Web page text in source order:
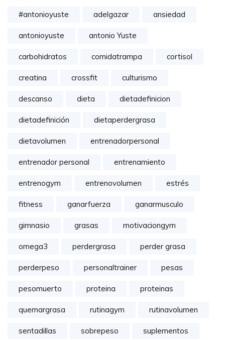
#antonioyuste adelgazar ansiedad
antonioyuste antonio Yuste
carbohidratos comidatrampa cortisol
creatina crossfit culturismo
descanso dieta dietadefinicion
dietadefinición dietaperdergrasa
dietavolumen entrenadorpersonal
entrenador personal entrenamiento
entrenogym entrenovolumen estrés
fitness ganarfuerza ganarmusculo
gimnasio grasas motivaciongym
omega3 perdergrasa perder grasa
perderpeso personaltrainer pesas
pesomuerto proteina proteinas
quemargrasa rutinagym rutinavolumen
sentadillas sobrepeso suplementos